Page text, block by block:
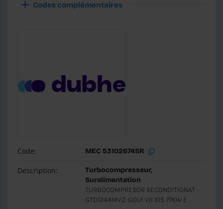
Codes complémentaires
Code: MEC 53102674SR
Description:
Turbocompresseur,
Suralimentation
TURBOCOMPRESOR RECONDITIONAT -
GTD1244MVZ-GOLF VII 105 77KW E